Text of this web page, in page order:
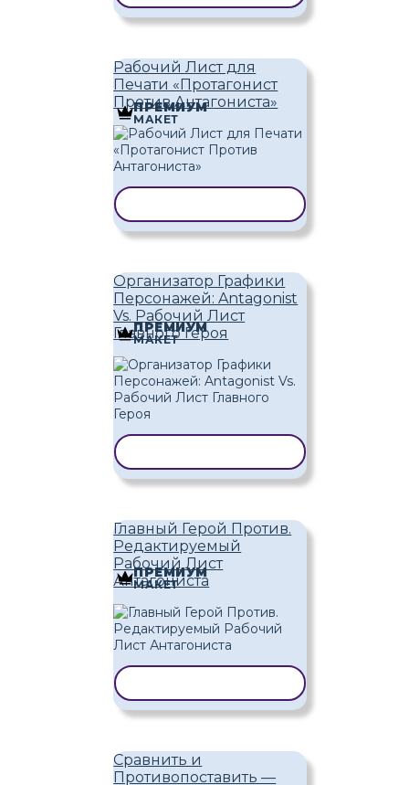
Рабочий Лист для
Печати «Протагонист
Против Антагониста»
ПРЕМИУМ
МАКЕТ
Организатор Графики
Персонажей: Antagonist
Vs. Рабочий Лист
Главного Героя
ПРЕМИУМ
МАКЕТ
Главный Герой Против.
Редактируемый
Рабочий Лист
Антагониста
ПРЕМИУМ
МАКЕТ
Сравнить и
Противопоставить —